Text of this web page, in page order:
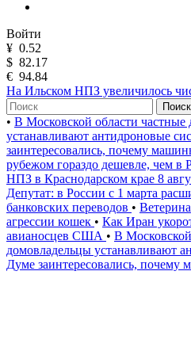
Войти
¥ 0.52
$ 82.17
€ 94.84
На Ильском НПЗ увеличилось
Поиск
• В Московской области частные
устанавливают антидроновые
заинтересовались, почему
рубежом гораздо дешевле, чем в
НПЗ в Краснодарском крае 8
Депутат: в России с 1 марта
банковских переводов •
агрессии кошек • Как Иран
авианосцев США • В
домовладельцы устанавливают
Думе заинтересовались, почему